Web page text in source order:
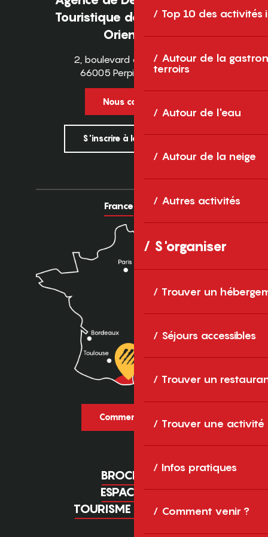
Top 10 des activités
Autour de la
terroirs
Autour de l'eau
Autour de la neige
Autres activités
S'organiser
Trouver un
Séjours accessibles
Trouver un
Trouver une activité
Infos pratiques
Comment venir ?
Touristique des Pyrénées-
Orientales
2, boulevard des Pyrénées
66005 Perpignan Cedex
Nous contacter
S'inscrire à la newsletter
France Europe
Comment venir ?
BROCHURES
ESPACE PRO
TOURISME D'AFFAIRES